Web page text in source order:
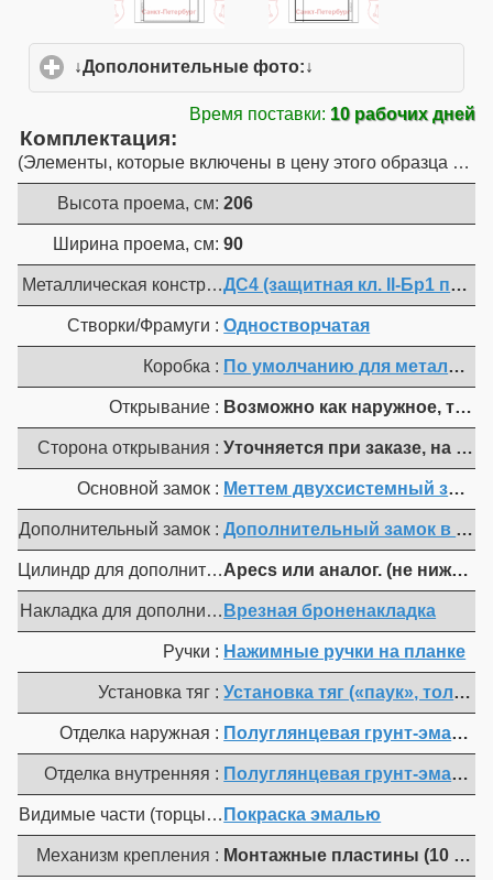
↓Дополонительные фото:↓
Время поставки: 10 рабочих дней
Комплектация
Элементы, которые включены в цену этого образца
Высота проема, см:206
Ширина проема, см:90
Металлическая конструкция :ДС4 (защитная кл. II-Бр1 по
Створки/Фрамуги :Одностворчатая
Коробка : По умолчанию для металл.
Открывание : Возможно как наружное, так
Сторона открывания :Уточняется при заказе, на
Основной замок : Меттем двухсистемный зв13
Дополнительный замок :Дополнительный замок в
Цилиндр для дополнительного замка :Apecs или аналог. (не ниже 3-
Накладка для дополнительного замка :
Врезная броненакладка
Ручки : Нажимные ручки на планке
Установка тяг :Установка тяг («паук», только
Отделка наружная : Полуглянцевая грунт-эмаль
Отделка внутренняя : Полуглянцевая грунт-эмаль
Видимые части (торцы полотна, коробка, мет.
Покраска эмалью
Механизм крепления : Монтажные пластины (10 шт.)